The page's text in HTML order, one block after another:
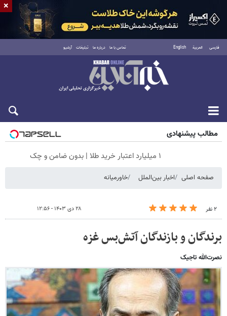
فارسی العربية English تماس با ما درباره ما تبلیغات آرشیو
پنجشنبه ۱۵ مرداد ۱۴۰۵
مطالب پیشنهادی
۱ میلیارد اعتبار خرید طلا | بدون ضامن و چک
صفحه اصلی اخبار بین‌الملل خاورمیانه
۲ نفر ۲۸ دی ۱۴۰۳ - ۱۲:۵۶
برندگان و بازندگان آتش‌بس غزه
نصرت‌الله تاجیک
×